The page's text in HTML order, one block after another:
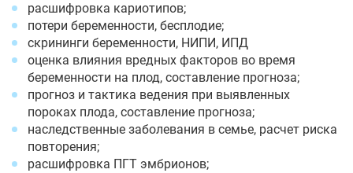
расшифровка кариотипов;
потери беременности, бесплодие;
скрининги беременности, НИПИ, ИПД
оценка влияния вредных факторов во время
беременности на плод, составление прогноза;
прогноз и тактика ведения при выявленных
пороках плода, составление прогноза;
наследственные заболевания в семье, расчет риска
повторения;
расшифровка ПГТ эмбрионов;